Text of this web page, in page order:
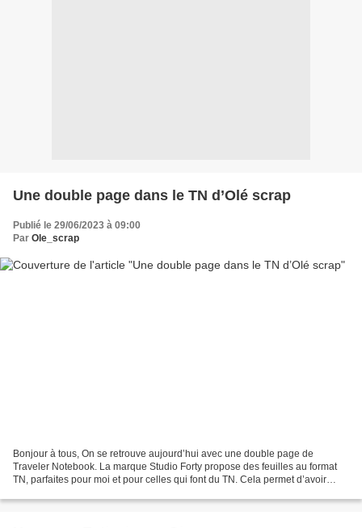
Une double page dans le TN d’Olé scrap
Publié le 29/06/2023 à 09:00
Par Ole_scrap
Bonjour à tous, On se retrouve aujourd’hui avec une double page de
Traveler Notebook. La marque Studio Forty propose des feuilles au format
TN, parfaites pour moi et pour celles qui font du TN. Cela permet d’avoir